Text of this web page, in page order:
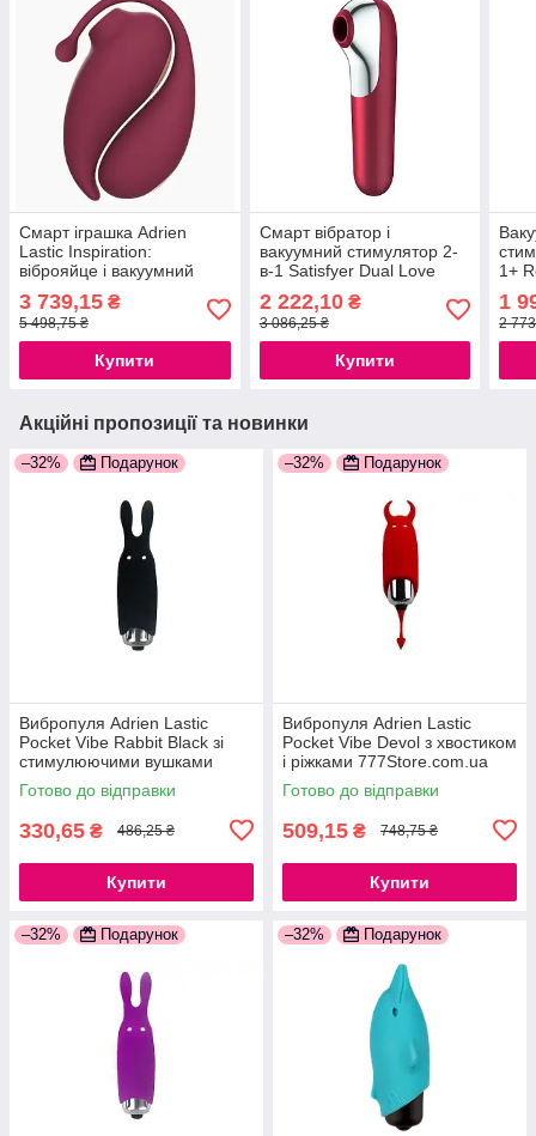
Смарт іграшка Adrien
Lastic Inspiration:
віброяйце і вакуумний
управлінням з
777Store.com.ua
3 739,15 ₴
5 498,75 ₴
Купити
Смарт вібратор і
вакуумний стимулятор 2-
в-1 Satisfyer Dual Love
2 222,10₴
3 086,25 ₴
Купити
1+
1
2
Акційні пропозиції та новинки
–32% Подарунок
Вибропуля Adrien Lastic
Pocket Vibe Rabbit Black зі
стимулюючими вушками
777Store.com.ua
Готово до відправки
330,65 ₴ 486,25 ₴
Купити
–32% Подарунок
Вибропуля Adrien Lastic
Pocket Vibe Devol з хвостиком
і ріжками 777Store.com.ua
Готово до відправки
509,15 ₴ 748,75 ₴
Купити
–32% Подарунок –32% Подарунок